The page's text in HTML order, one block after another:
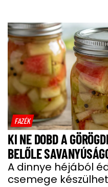
FAZÉK
KI NE DOBD A
BELŐLE
A dinnye héjából
csemege